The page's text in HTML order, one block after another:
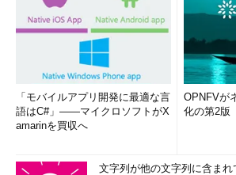
「モバイルアプリ開発に最適な言
語はC#」――マイクロソフトがX
amarinを買収へ
OPNFVが
化の第2版
文字列が他の文字列に含ま